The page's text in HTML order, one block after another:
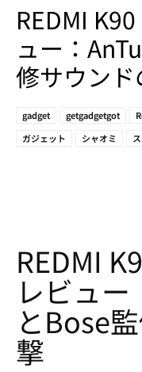
REDMI
ュー：
修サウン
gadget getgadgetgot
ガジェット
シャオミ
REDMI
レビュ
とBose
撃